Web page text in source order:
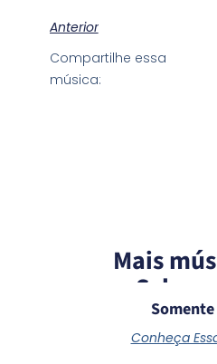
Anterior
Compartilhe essa
música:
Mais
Conheça